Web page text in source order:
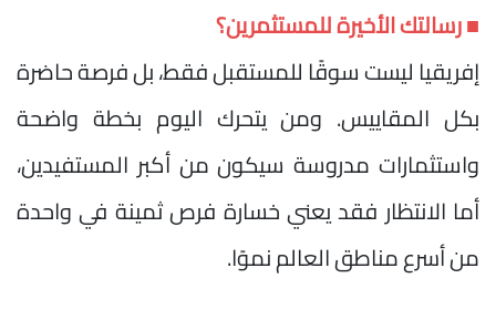
■ رسالتك الأخيرة للمستثمرين؟
إفريقيا ليست سوقًا للمستقبل فقط، بل فرصة حاضرة
بكل المقاييس. ومن يتحرك اليوم بخطة واضحة
واستثمارات مدروسة سيكون من أكبر المستفيدين،
أما الانتظار فقد يعني خسارة فرص ثمينة في واحدة
من أسرع مناطق العالم نموًا.